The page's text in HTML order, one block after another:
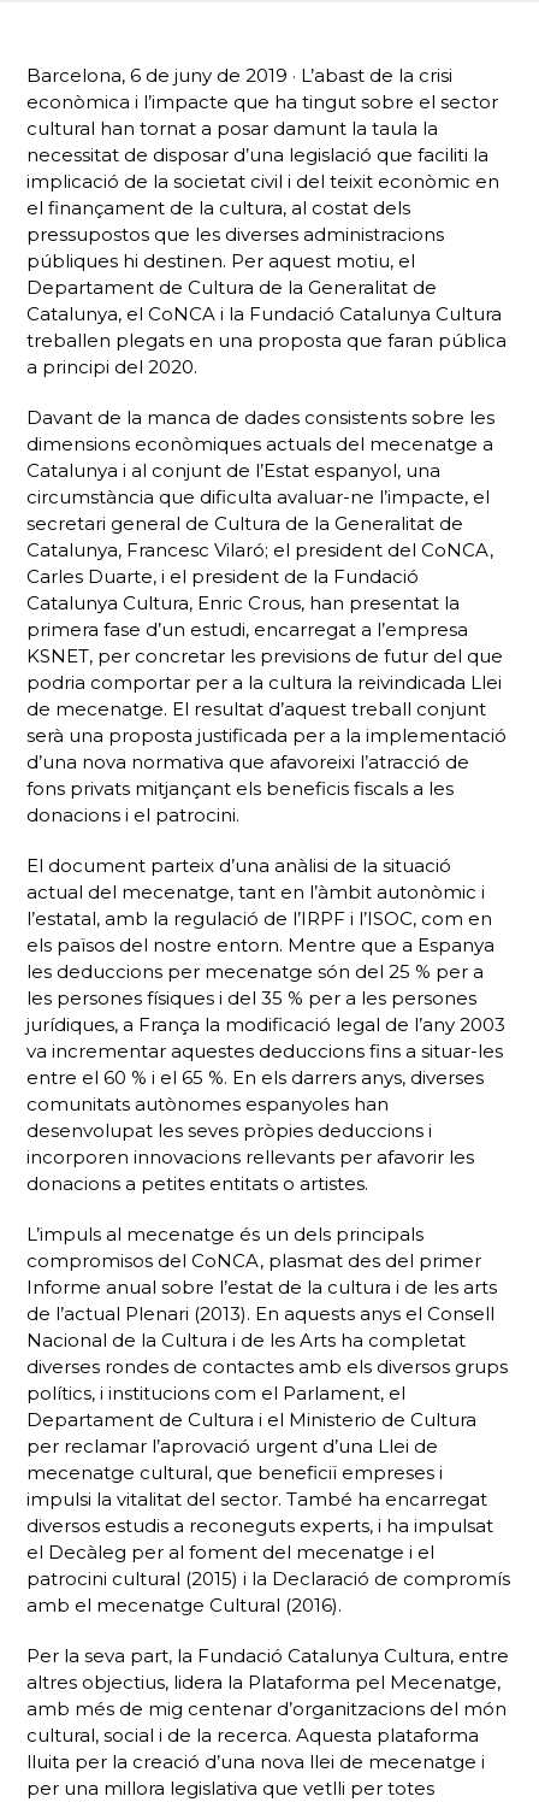
Barcelona, 6 de juny de 2019 · L’abast de la crisi
econòmica i l’impacte que ha tingut sobre el sector
cultural han tornat a posar damunt la taula la
necessitat de disposar d’una legislació que faciliti la
implicació de la societat civil i del teixit econòmic en
el finançament de la cultura, al costat dels
pressupostos que les diverses administracions
públiques hi destinen. Per aquest motiu, el
Departament de Cultura de la Generalitat de
Catalunya, el CoNCA i la Fundació Catalunya Cultura
treballen plegats en una proposta que faran pública
a principi del 2020.
Davant de la manca de dades consistents sobre les
dimensions econòmiques actuals del mecenatge a
Catalunya i al conjunt de l’Estat espanyol, una
circumstància que dificulta avaluar-ne l’impacte, el
secretari general de Cultura de la Generalitat de
Catalunya, Francesc Vilaró; el president del CoNCA,
Carles Duarte, i el president de la Fundació
Catalunya Cultura, Enric Crous, han presentat la
primera fase d’un estudi, encarregat a l’empresa
KSNET, per concretar les previsions de futur del que
podria comportar per a la cultura la reivindicada Llei
de mecenatge. El resultat d’aquest treball conjunt
serà una proposta justificada per a la implementació
d’una nova normativa que afavoreixi l’atracció de
fons privats mitjançant els beneficis fiscals a les
donacions i el patrocini.
El document parteix d’una anàlisi de la situació
actual del mecenatge, tant en l’àmbit autonòmic i
l’estatal, amb la regulació de l’IRPF i l’ISOC, com en
els països del nostre entorn. Mentre que a Espanya
les deduccions per mecenatge són del 25 % per a
les persones físiques i del 35 % per a les persones
jurídiques, a França la modificació legal de l’any 2003
va incrementar aquestes deduccions fins a situar-les
entre el 60 % i el 65 %. En els darrers anys, diverses
comunitats autònomes espanyoles han
desenvolupat les seves pròpies deduccions i
incorporen innovacions rellevants per afavorir les
donacions a petites entitats o artistes.
L’impuls al mecenatge és un dels principals
compromisos del CoNCA, plasmat des del primer
Informe anual sobre l’estat de la cultura i de les arts
de l’actual Plenari (2013). En aquests anys el Consell
Nacional de la Cultura i de les Arts ha completat
diverses rondes de contactes amb els diversos grups
polítics, i institucions com el Parlament, el
Departament de Cultura i el Ministerio de Cultura
per reclamar l’aprovació urgent d’una Llei de
mecenatge cultural, que beneficiï empreses i
impulsi la vitalitat del sector. També ha encarregat
diversos estudis a reconeguts experts, i ha impulsat
el Decàleg per al foment del mecenatge i el
patrocini cultural (2015) i la Declaració de compromís
amb el mecenatge Cultural (2016).
Per la seva part, la Fundació Catalunya Cultura, entre
altres objectius, lidera la Plataforma pel Mecenatge,
amb més de mig centenar d’organitzacions del món
cultural, social i de la recerca. Aquesta plataforma
lluita per la creació d’una nova llei de mecenatge i
per una millora legislativa que vetlli per totes